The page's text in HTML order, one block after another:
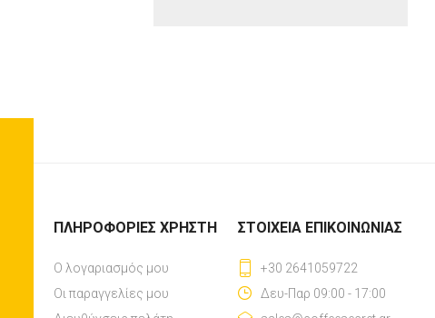
ΠΛΗΡΟΦΟΡΊΕΣ ΧΡΉΣΤΗ
Ο λογαριασμός μου
Οι παραγγελίες μου
ΣΤΟΙΧΕΊΑ ΕΠΙΚΟΙΝΩΝΊΑΣ
+30 2641059722
Δευ-Παρ 09:00 - 17:00